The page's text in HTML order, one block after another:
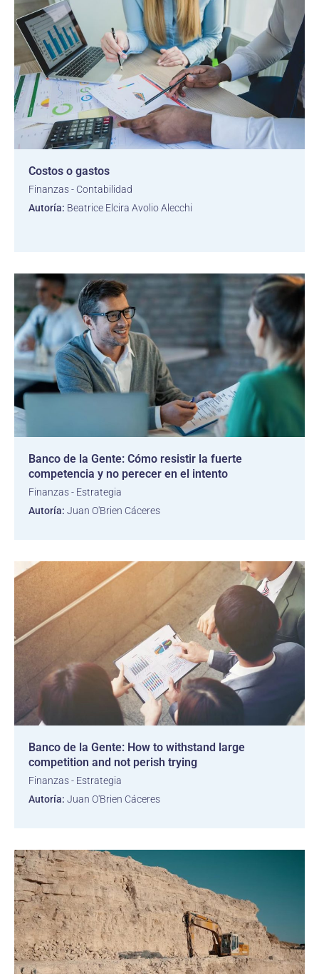
Costos o gastos
Finanzas - Contabilidad
Autoría: Beatrice Elcira Avolio Alecchi
Banco de la Gente: Cómo resistir la fuerte
competencia y no perecer en el intento
Finanzas - Estrategia
Autoría: Juan O'Brien Cáceres
Banco de la Gente: How to withstand large
competition and not perish trying
Finanzas - Estrategia
Autoría: Juan O'Brien Cáceres